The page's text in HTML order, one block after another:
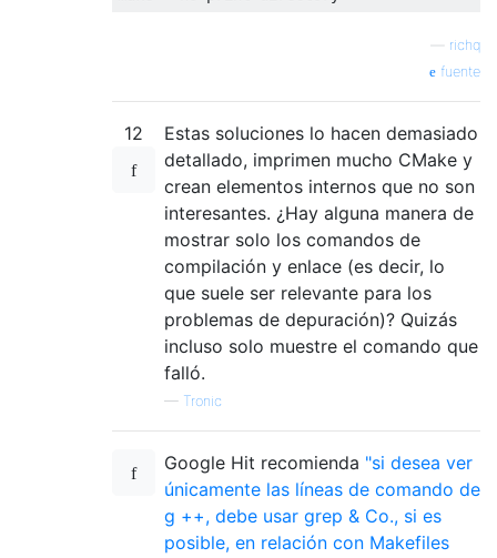
richq
fuente
12
Estas soluciones lo hacen demasiado
detallado, imprimen mucho CMake y
crean elementos internos que no son
interesantes. ¿Hay alguna manera de
mostrar solo los comandos de
compilación y enlace (es decir, lo
que suele ser relevante para los
problemas de depuración)? Quizás
incluso solo muestre el comando que
falló.
— Tronic
Google Hit recomienda "si desea ver
únicamente las líneas de comando de
g ++, debe usar grep & Co., si es
posible, en relación con Makefiles